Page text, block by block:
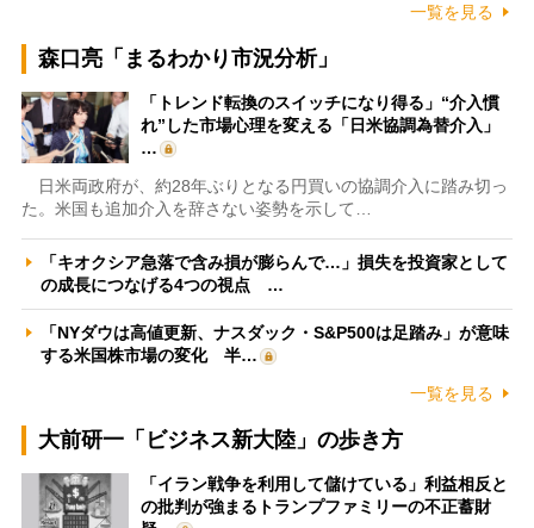
一覧を見る
森口亮「まるわかり市況分析」
「トレンド転換のスイッチになり得る」“介入慣
れ”した市場心理を変える「日米協調為替介入」
…
日米両政府が、約28年ぶりとなる円買いの協調介入に踏み切っ
た。米国も追加介入を辞さない姿勢を示して…
「キオクシア急落で含み損が膨らんで…」損失を投資家として
の成長につなげる4つの視点 …
「NYダウは高値更新、ナスダック・S&P500は足踏み」が意味
する米国株市場の変化 半…
一覧を見る
大前研一「ビジネス新大陸」の歩き方
「イラン戦争を利用して儲けている」利益相反と
の批判が強まるトランプファミリーの不正蓄財